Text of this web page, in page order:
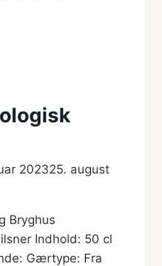
202325. august
Bryghus
Indhold: 50 cl
Gærtype: Fra